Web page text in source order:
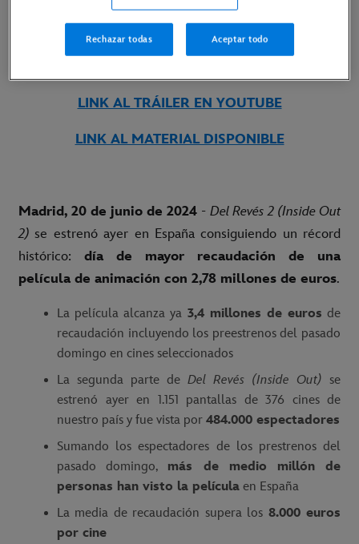
YA EN CINES
LINK AL TRÁILER EN YOUTUBE
LINK AL MATERIAL DISPONIBLE
Madrid, 20 de junio de 2024 - Del Revés 2 (Inside Out
2) se estrenó ayer en España consiguiendo un récord
histórico: día de mayor recaudación de una
película de animación con 2,78 millones de euros.
La película alcanza ya 3,4 millones de euros de
recaudación incluyendo los preestrenos del pasado
domingo en cines seleccionados
La segunda parte de Del Revés (Inside Out) se
estrenó ayer en 1.151 pantallas de 376 cines de
nuestro país y fue vista por 484.000 espectadores
Sumando los espectadores de los prestrenos del
pasado domingo, más de medio millón de
personas han visto la película en España
La media de recaudación supera los 8.000 euros
por cine
Rechazar todas Aceptar todo